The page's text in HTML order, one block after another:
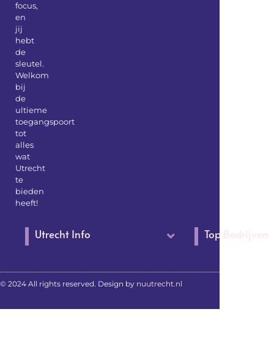
focus,
en
jij
hebt
de
sleutel.
Welkom
bij
de
ultieme
toegangspoort
tot
alles
wat
Utrecht
te
bieden
heeft!
Utrecht Info Top Bedrijven
© 2024 All rights reserved. Design by nuutrecht.nl